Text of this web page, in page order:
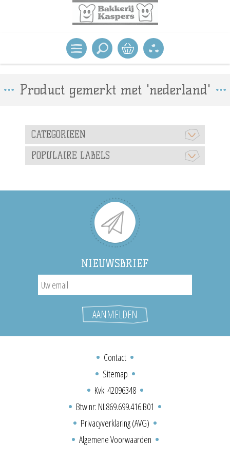
Product gemerkt met 'nederland'
CATEGORIEEN
POPULAIRE LABELS
NIEUWSBRIEF
Contact
Sitemap
Kvk: 42096348
Btw nr: NL869.699.416.B01
Privacyverklaring (AVG)
Algemene Voorwaarden